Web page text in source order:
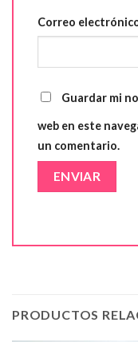
Correo
Guardar mi
web en este
un comentario.
PRODUCTOS